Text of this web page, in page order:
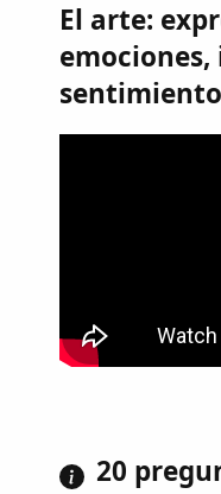
El arte:
emociones,
20